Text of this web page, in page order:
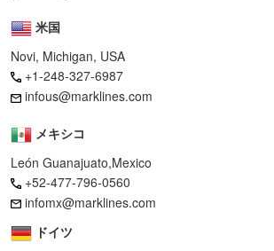
米国
Novi, Michigan, USA
+1-248-327-6987
infous@marklines.com
メキシコ
León Guanajuato,Mexico
+52-477-796-0560
infomx@marklines.com
ドイツ